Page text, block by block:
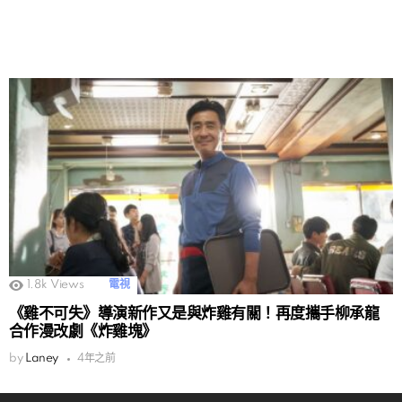
1.8k Views 電視
《雞不可失》導演新作又是與炸雞有關！再度攜手柳承龍
合作漫改劇《炸雞塊》
by Laney 4年之前